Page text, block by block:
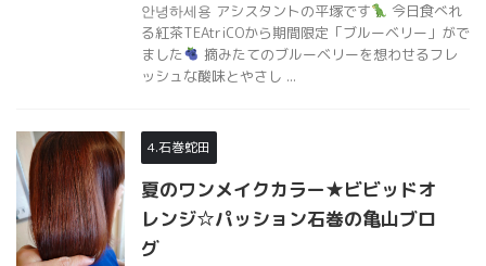
안녕하세용 アシスタントの平塚です
今日食べれ
る紅茶TEAtriCOから期間限定「ブルーベリー」がで
ました
摘みたてのブルーベリーを想わせるフレ
ッシュな酸味とやさし ...
4.石巻蛇田
夏のワンメイクカラー★ビビッドオ
レンジ☆パッション石巻の亀山ブロ
グ